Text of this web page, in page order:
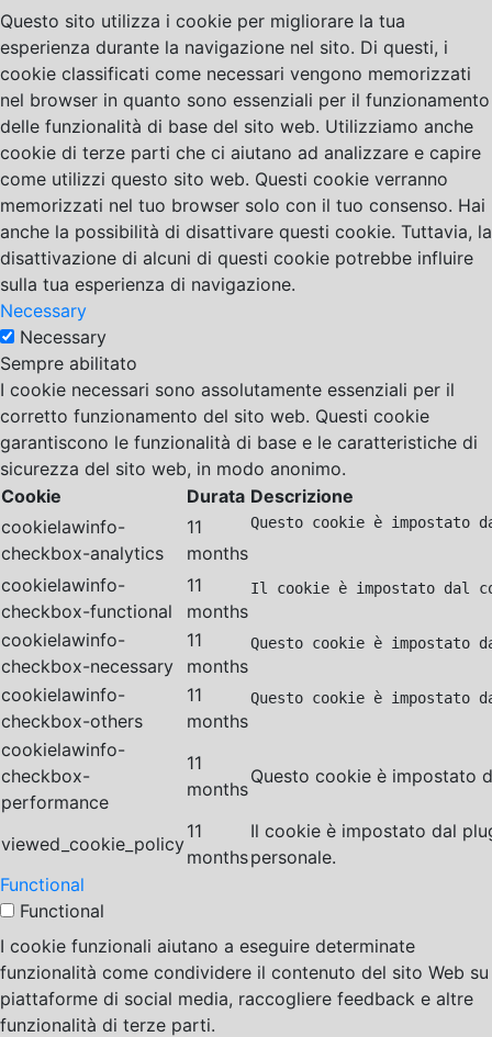
Questo sito utilizza i cookie per migliorare la tua
esperienza durante la navigazione nel sito. Di questi, i
cookie classificati come necessari vengono memorizzati
nel browser in quanto sono essenziali per il funzionamento
delle funzionalità di base del sito web. Utilizziamo anche
cookie di terze parti che ci aiutano ad analizzare e capire
come utilizzi questo sito web. Questi cookie verranno
memorizzati nel tuo browser solo con il tuo consenso. Hai
anche la possibilità di disattivare questi cookie. Tuttavia, la
disattivazione di alcuni di questi cookie potrebbe influire
sulla tua esperienza di navigazione.
Necessary
Necessary
Sempre abilitato
I cookie necessari sono assolutamente essenziali per il
corretto funzionamento del sito web. Questi cookie
garantiscono le funzionalità di base e le caratteristiche di
sicurezza del sito web, in modo anonimo.
Cookie
Durata Descrizione
cookielawinfo-
checkbox-analytics
11
months
Questo cookie è
cookielawinfo-
checkbox-functional
11
months
Il cookie è impostato dal
cookielawinfo-
checkbox-necessary
11
months
Questo cookie è impostato
cookielawinfo-
checkbox-others
11
months
Questo cookie è
cookielawinfo-
checkbox-
performance
11
months
Questo cookie è impostato
viewed_cookie_policy
11
months
Il cookie è impostato dal
personale.
Functional
Functional
I cookie funzionali aiutano a eseguire determinate
funzionalità come condividere il contenuto del sito Web su
piattaforme di social media, raccogliere feedback e altre
funzionalità di terze parti.